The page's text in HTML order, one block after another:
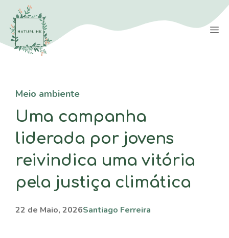
Saltar
para
conteúdo
Meio ambiente
Uma campanha
liderada por jovens
reivindica uma vitória
pela justiça climática
22 de Maio, 2026Santiago Ferreira